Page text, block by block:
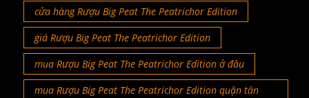
cửa hàng Rượu Big Peat The Peatrichor Edition
giá Rượu Big Peat The Peatrichor Edition
mua Rượu Big Peat The Peatrichor Edition ở đâu
mua Rượu Big Peat The Peatrichor Edition quận tân